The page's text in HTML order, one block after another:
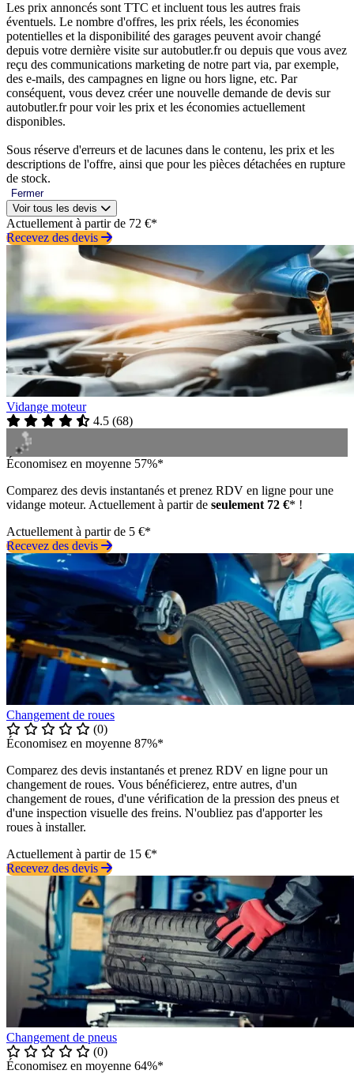
Les prix annoncés sont TTC et incluent tous les autres frais
éventuels. Le nombre d'offres, les prix réels, les économies
potentielles et la disponibilité des garages peuvent avoir changé
depuis votre dernière visite sur autobutler.fr ou depuis que vous avez
reçu des communications marketing de notre part via, par exemple,
des e-mails, des campagnes en ligne ou hors ligne, etc. Par
conséquent, vous devez créer une nouvelle demande de devis sur
autobutler.fr pour voir les prix et les économies actuellement
disponibles.
Sous réserve d'erreurs et de lacunes dans le contenu, les prix et les
descriptions de l'offre, ainsi que pour les pièces détachées en rupture
de stock.
Fermer
Voir tous les devis
Actuellement à partir de 72 €*
Recevez des devis
Vidange moteur
4.5 (68)
Économisez en moyenne 57%*
Comparez des devis instantanés et prenez RDV en ligne pour une
vidange moteur. Actuellement à partir de seulement 72 €* !
Actuellement à partir de 5 €*
Recevez des devis
Changement de roues
(0)
Économisez en moyenne 87%*
Comparez des devis instantanés et prenez RDV en ligne pour un
changement de roues. Vous bénéficierez, entre autres, d'un
changement de roues, d'une vérification de la pression des pneus et
d'une inspection visuelle des freins. N'oubliez pas d'apporter les
roues à installer.
Actuellement à partir de 15 €*
Recevez des devis
Changement de pneus
(0)
Économisez en moyenne 64%*